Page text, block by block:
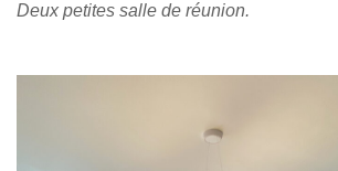
Deux petites salle de réunion.